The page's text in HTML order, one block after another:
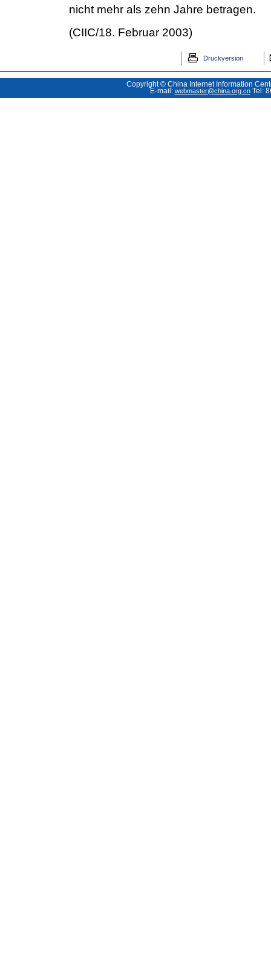
nicht mehr als zehn Jahre betragen.
(CIIC/18. Februar 2003)
Druckversion
Copyright © China Internet Information
E-mail: webmaster@china.org.cnTel: